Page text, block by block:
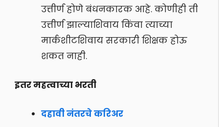
उत्तीर्ण होणे बंधनकारक आहे. कोणीही ती
उत्तीर्ण झाल्याशिवाय किंवा त्याच्या
मार्कशीटशिवाय सरकारी शिक्षक होऊ
शकत नाही.
इतर महत्वाच्या भरती
दहावी नंतरचे करिअर